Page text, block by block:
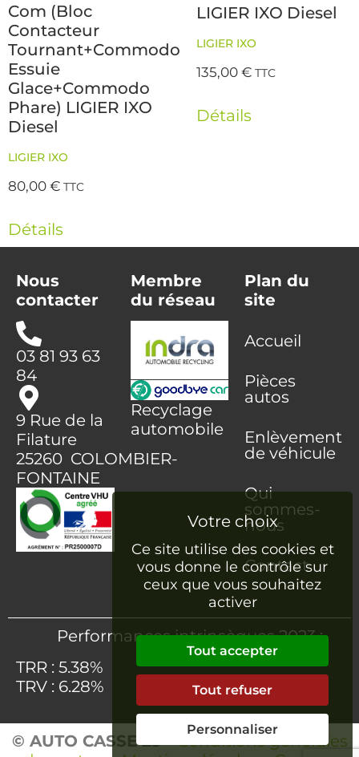
Com (Bloc
Contacteur
Tournant+Commodo
Essuie
Glace+Commodo
Phare) LIGIER IXO
Diesel
LIGIER IXO
80,00€ TTC
Détails
LIGIER IXO Diesel
LIGIER IXO
135,00€ TTC
Détails
Nous
contacter
03 81 93 63
84
9 Rue de la
Filature
25260 COLOMBIER-
FONTAINE
Membre
du réseau
Recyclage
automobile
Plan du
site
Accueil
Pièces
autos
Enlèvement
de véhicule
Qui
sommes-
nous
Contact
Performances intrinsèques 2023 :
TRR : 5.38%
TRV : 6.28%
© AUTO CASSE 25–Conditions générales
Ce site utilise des cookies et
vous donne le contrôle sur
ceux que vous souhaitez
activer
Tout accepter
Tout refuser
Personnaliser